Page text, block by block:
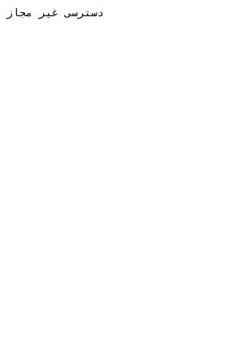
دسترسی غیر مجاز